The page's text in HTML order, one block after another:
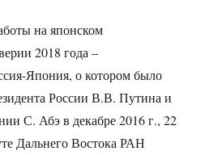
на японском
2018 года –
Япония, о котором было
России В.В. Путина и
С. Абэ в декабре 2016 г., 22
Дальнего Востока РАН